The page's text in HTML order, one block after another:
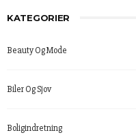
KATEGORIER
Beauty Og Mode
Biler Og Sjov
Boligindretning